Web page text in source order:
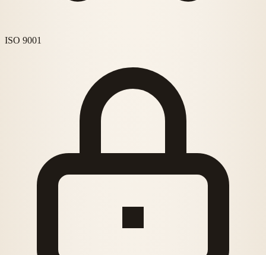
ISO 9001